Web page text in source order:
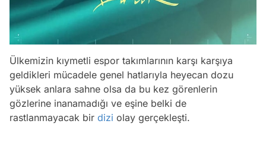
Ülkemizin kıymetli espor takımlarının karşı karşıya
geldikleri mücadele genel hatlarıyla heyecan dozu
yüksek anlara sahne olsa da bu kez görenlerin
gözlerine inanamadığı ve eşine belki de
rastlanmayacak bir dizi olay gerçekleşti.